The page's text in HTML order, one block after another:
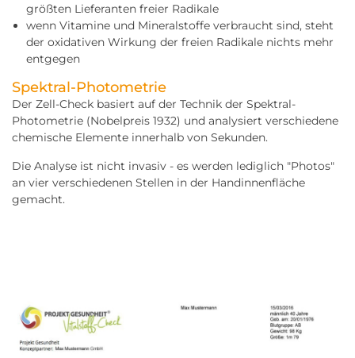
größten Lieferanten freier Radikale
wenn Vitamine und Mineralstoffe verbraucht sind, steht
der oxidativen Wirkung der freien Radikale nichts mehr
entgegen
Spektral-Photometrie
Der Zell-Check basiert auf der Technik der Spektral-
Photometrie (Nobelpreis 1932) und analysiert verschiedene
chemische Elemente innerhalb von Sekunden.
Die Analyse ist nicht invasiv - es werden lediglich "Photos"
an vier verschiedenen Stellen in der Handinnenfläche
gemacht.